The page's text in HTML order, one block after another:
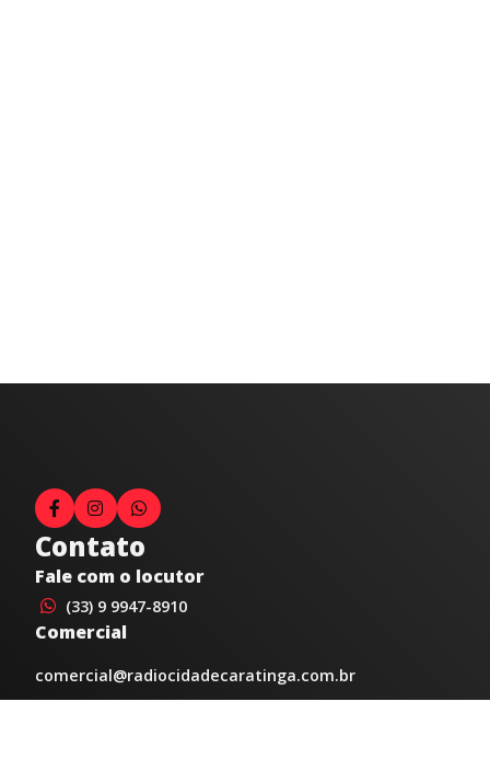
Contato
Fale com o locutor
(33) 9 9947-8910
Comercial
comercial@radiocidadecaratinga.com.br